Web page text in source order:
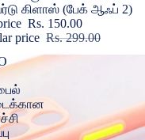
கிளாஸ் (பேக் ஆஃப் 2)
Rs. 150.00
price Rs. 299.00